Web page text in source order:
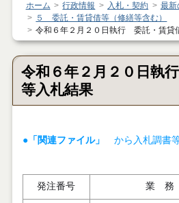
ホーム
行政情報 入札・契約
最新
５ 委託・賃貸借等（修繕等含む）
令和６年２月２０日執行 委託・賃貸
令和６年２月２０日執
等入札結果
●「関連ファイル」 から入札調書
発注番号 業 務